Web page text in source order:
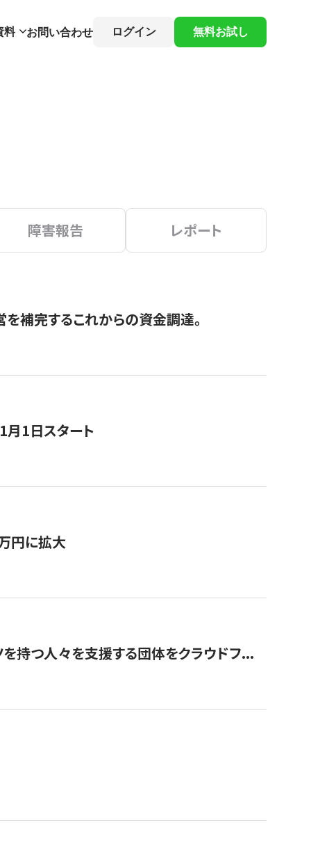
料 お問い合わせ ログイン 無料お試し
障害報告 レポート
補完するこれからの資金調達。
月1日スタート
円に拡大
持つ人々を支援する団体をクラウドフ...